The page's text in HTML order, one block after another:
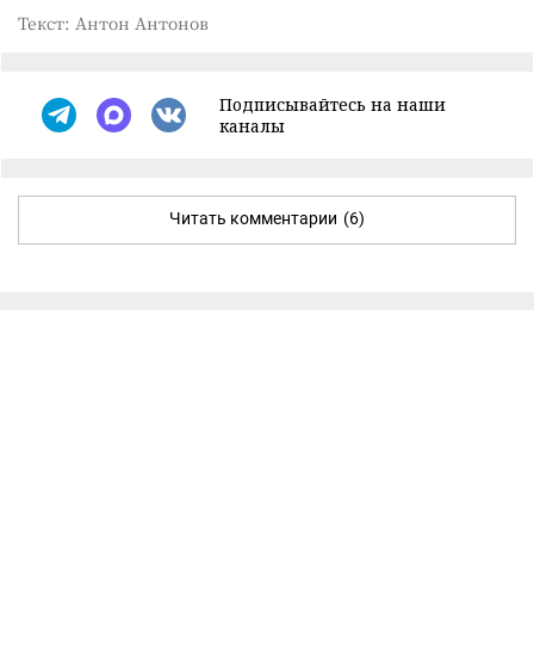
Текст: Антон Антонов
Подписывайтесь на наши
каналы
Читать комментарии (6)